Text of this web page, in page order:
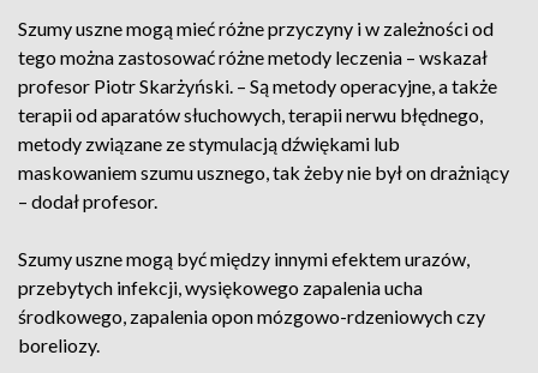
Szumy uszne mogą mieć różne przyczyny i w zależności od
tego można zastosować różne metody leczenia – wskazał
profesor Piotr Skarżyński. – Są metody operacyjne, a także
terapii od aparatów słuchowych, terapii nerwu błędnego,
metody związane ze stymulacją dźwiękami lub
maskowaniem szumu usznego, tak żeby nie był on drażniący
– dodał profesor.
Szumy uszne mogą być między innymi efektem urazów,
przebytych infekcji, wysiękowego zapalenia ucha
środkowego, zapalenia opon mózgowo-rdzeniowych czy
boreliozy.